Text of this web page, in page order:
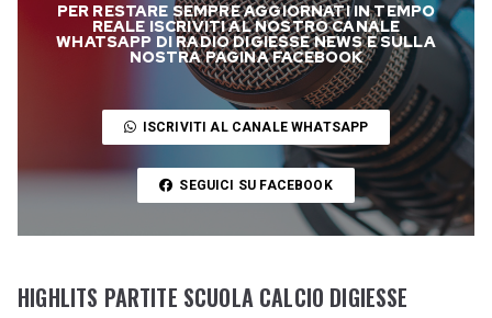
PER RESTARE SEMPRE AGGIORNATI IN TEMPO
REALE ISCRIVITI AL NOSTRO CANALE
WHATSAPP DI RADIO DIGIESSE NEWS E SULLA
NOSTRA PAGINA FACEBOOK
ISCRIVITI AL CANALE WHATSAPP
SEGUICI SU FACEBOOK
HIGHLITS PARTITE SCUOLA CALCIO DIGIESSE